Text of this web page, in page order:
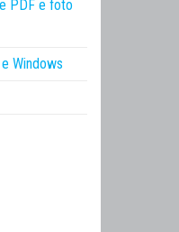
PDF e foto
Windows